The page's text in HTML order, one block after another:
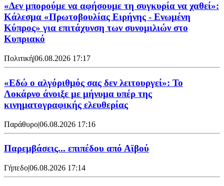
«Δεν μπορούμε να αφήσουμε τη συγκυρία να χαθεί»:
Κάλεσμα «Πρωτοβουλίας Ειρήνης - Ενωμένη
Κύπρος» για επιτάχυνση των συνομιλιών στο
Κυπριακό
Πολιτική|06.08.2026 17:17
«Εδώ ο αλγόριθμός σας δεν λειτουργεί»: Το
Λοκάρνο άνοιξε με μήνυμα υπέρ της
κινηματογραφικής ελευθερίας
Παράθυρο|06.08.2026 17:16
Παρεμβάσεις... επιπέδου από Αϊβού
Γήπεδο|06.08.2026 17:14